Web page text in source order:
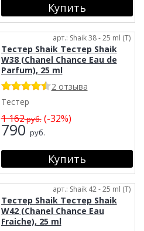
арт.: Shaik 38 - 25 ml (T)
Тестер Shaik Тестер Shaik
W38 (Chanel Chance Eau de
Parfum), 25 ml
2 отзыва
Тестер
1 162руб.(-32%)
790 руб.
арт.: Shaik 42 - 25 ml (T)
Тестер Shaik Тестер Shaik
W42 (Chanel Chance Eau
Fraiche), 25 ml